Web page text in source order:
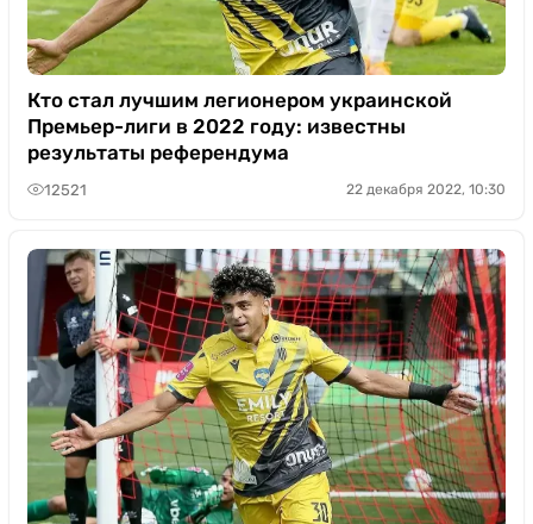
Кто стал лучшим легионером украинской
Премьер-лиги в 2022 году: известны
результаты референдума
12521 22 декабря 2022, 10:30